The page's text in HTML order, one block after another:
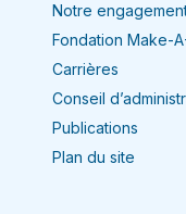
Notre
Fondation Make-
Carrières
Conseil
Publications
Plan du site